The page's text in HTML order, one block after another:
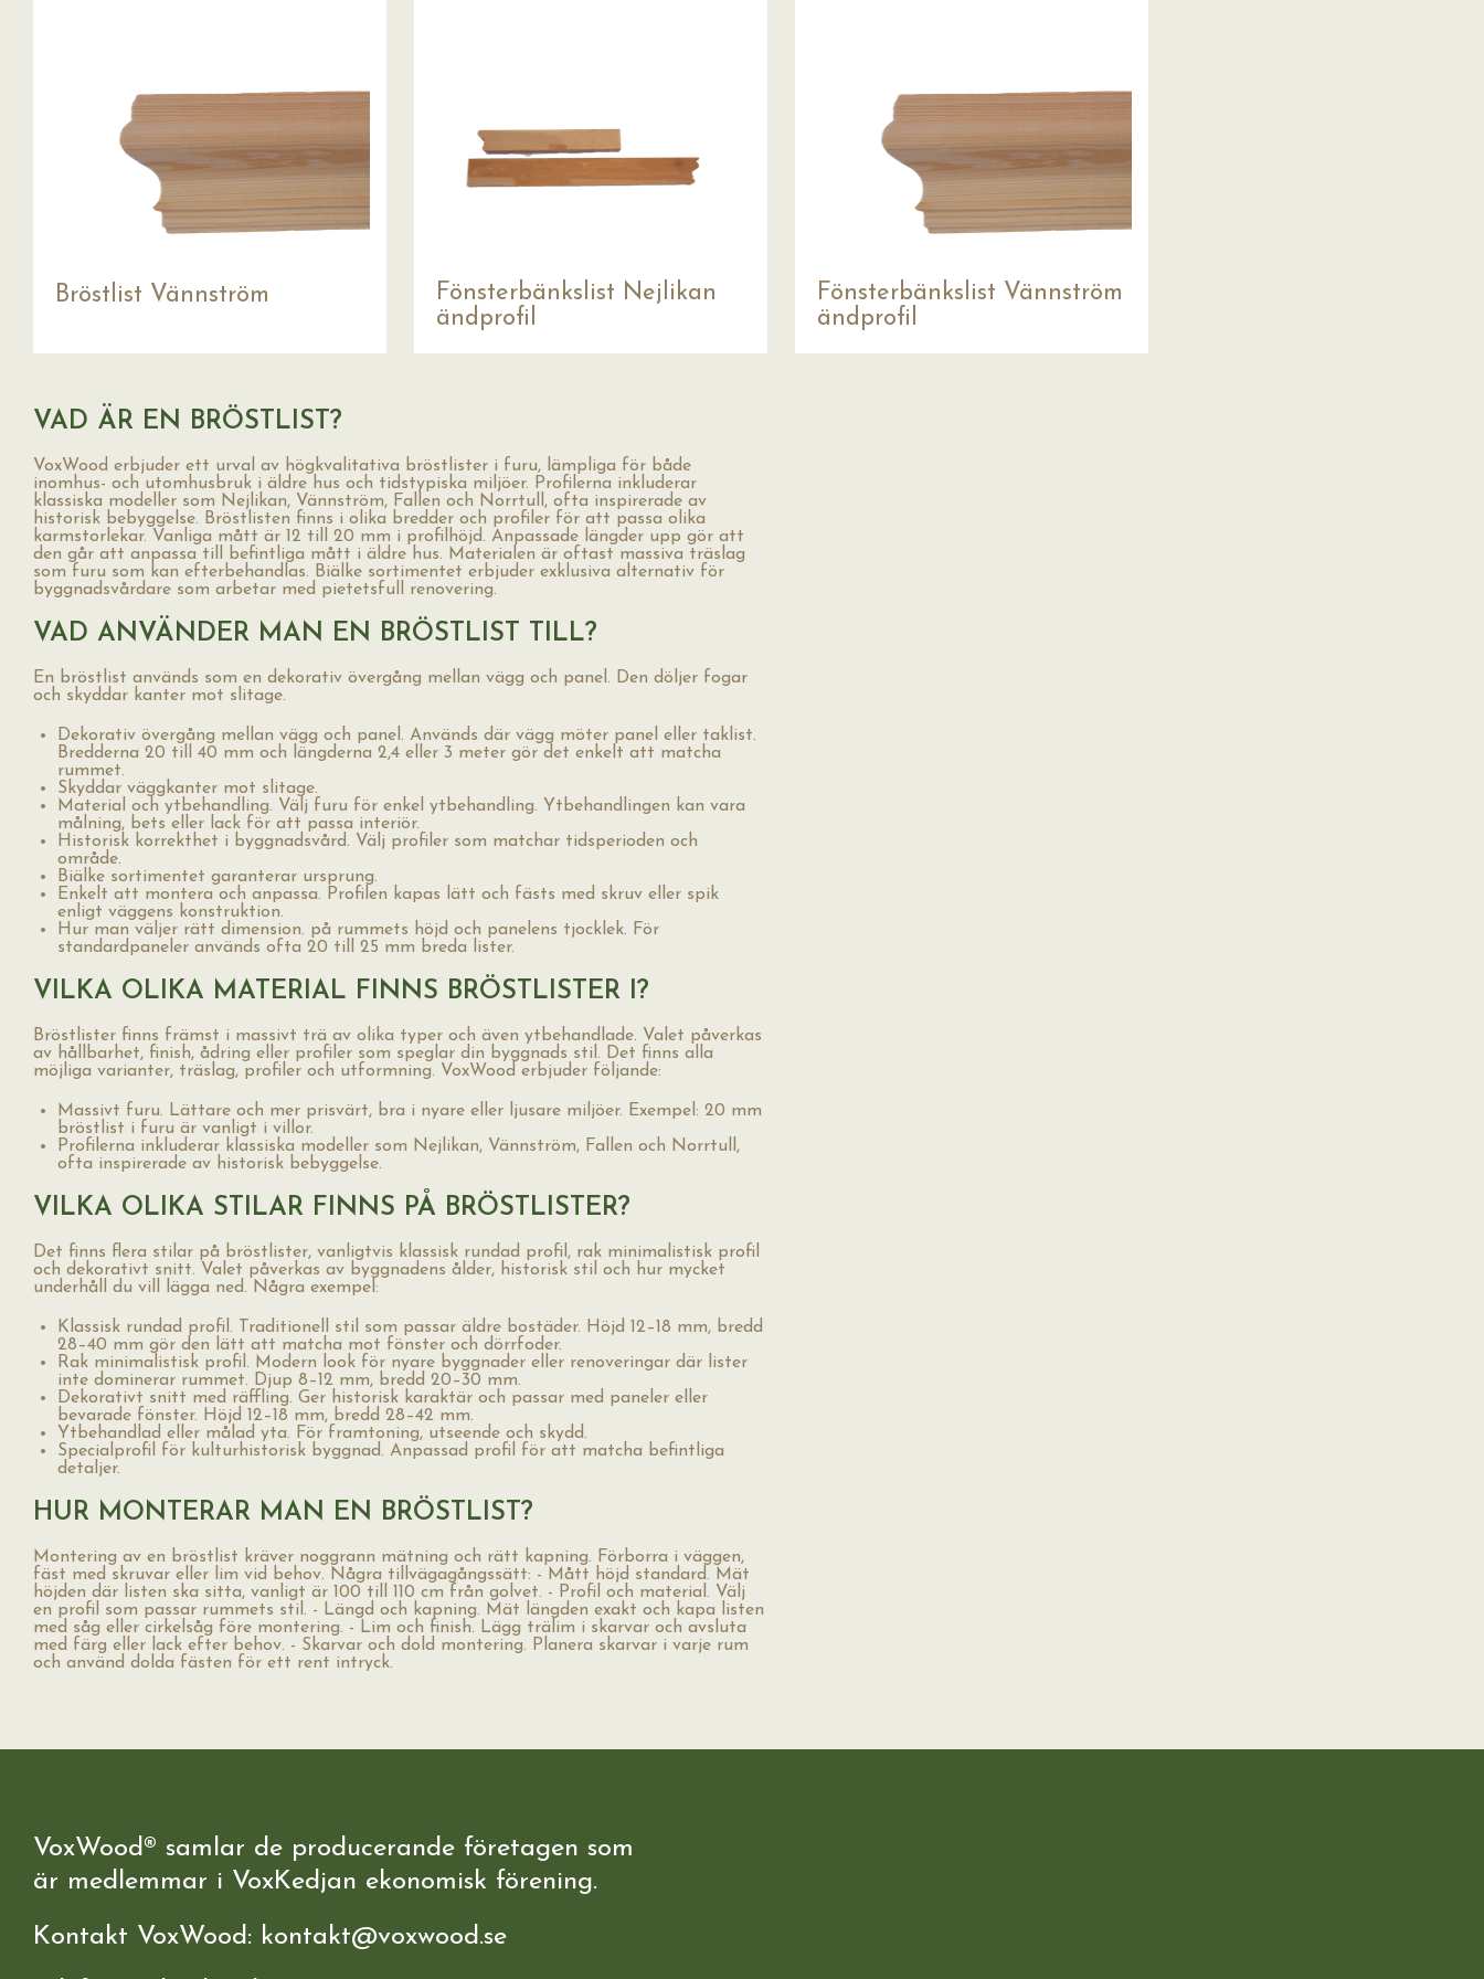
Bröstlist Vännström
Fönsterbänkslist Nejlikan
ändprofil
Fönsterbänkslist Vännström
ändprofil
VAD ÄR EN BRÖSTLIST?
VoxWood erbjuder ett urval av högkvalitativa bröstlister i furu, lämpliga för både
inomhus- och utomhusbruk i äldre hus och tidstypiska miljöer. Profilerna inkluderar
klassiska modeller som Nejlikan, Vännström, Fallen och Norrtull, ofta inspirerade av
historisk bebyggelse. Bröstlisten finns i olika bredder och profiler för att passa olika
karmstorlekar. Vanliga mått är 12 till 20 mm i profilhöjd. Anpassade längder upp gör att
den går att anpassa till befintliga mått i äldre hus. Materialen är oftast massiva träslag
som furu som kan efterbehandlas. Biälke sortimentet erbjuder exklusiva alternativ för
byggnadsvårdare som arbetar med pietetsfull renovering.
VAD ANVÄNDER MAN EN BRÖSTLIST TILL?
En bröstlist används som en dekorativ övergång mellan vägg och panel. Den döljer fogar
och skyddar kanter mot slitage.
Dekorativ övergång mellan vägg och panel. Används där vägg möter panel eller taklist.
Bredderna 20 till 40 mm och längderna 2,4 eller 3 meter gör det enkelt att matcha
rummet.
Skyddar väggkanter mot slitage.
Material och ytbehandling. Välj furu för enkel ytbehandling. Ytbehandlingen kan vara
målning, bets eller lack för att passa interiör.
Historisk korrekthet i byggnadsvård. Välj profiler som matchar tidsperioden och
område.
Biälke sortimentet garanterar ursprung.
Enkelt att montera och anpassa. Profilen kapas lätt och fästs med skruv eller spik
enligt väggens konstruktion.
Hur man väljer rätt dimension. på rummets höjd och panelens tjocklek. För
standardpaneler används ofta 20 till 25 mm breda lister.
VILKA OLIKA MATERIAL FINNS BRÖSTLISTER I?
Bröstlister finns främst i massivt trä av olika typer och även ytbehandlade. Valet påverkas
av hållbarhet, finish, ådring eller profiler som speglar din byggnads stil. Det finns alla
möjliga varianter, träslag, profiler och utformning. VoxWood erbjuder följande:
Massivt furu. Lättare och mer prisvärt, bra i nyare eller ljusare miljöer. Exempel: 20 mm
bröstlist i furu är vanligt i villor.
Profilerna inkluderar klassiska modeller som Nejlikan, Vännström, Fallen och Norrtull,
ofta inspirerade av historisk bebyggelse.
VILKA OLIKA STILAR FINNS PÅ BRÖSTLISTER?
Det finns flera stilar på bröstlister, vanligtvis klassisk rundad profil, rak minimalistisk profil
och dekorativt snitt. Valet påverkas av byggnadens ålder, historisk stil och hur mycket
underhåll du vill lägga ned. Några exempel:
Klassisk rundad profil. Traditionell stil som passar äldre bostäder. Höjd 12–18 mm, bredd
28–40 mm gör den lätt att matcha mot fönster och dörrfoder.
Rak minimalistisk profil. Modern look för nyare byggnader eller renoveringar där lister
inte dominerar rummet. Djup 8–12 mm, bredd 20–30 mm.
Dekorativt snitt med räffling. Ger historisk karaktär och passar med paneler eller
bevarade fönster. Höjd 12–18 mm, bredd 28–42 mm.
Ytbehandlad eller målad yta. För framtoning, utseende och skydd.
Specialprofil för kulturhistorisk byggnad. Anpassad profil för att matcha befintliga
detaljer.
HUR MONTERAR MAN EN BRÖSTLIST?
Montering av en bröstlist kräver noggrann mätning och rätt kapning. Förborra i väggen,
fäst med skruvar eller lim vid behov. Några tillvägagångssätt: - Mått höjd standard. Mät
höjden där listen ska sitta, vanligt är 100 till 110 cm från golvet. - Profil och material. Välj
en profil som passar rummets stil. - Längd och kapning. Mät längden exakt och kapa listen
med såg eller cirkelsåg före montering. - Lim och finish. Lägg trälim i skarvar och avsluta
med färg eller lack efter behov. - Skarvar och dold montering. Planera skarvar i varje rum
och använd dolda fästen för ett rent intryck.
VoxWood® samlar de producerande företagen som
är medlemmar i VoxKedjan ekonomisk förening.
Kontakt VoxWood: kontakt@voxwood.se